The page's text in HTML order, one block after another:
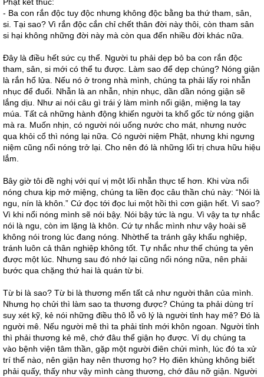
- Ba con rắn độc tuy độc nhưng không độc bằng ba thứ tham, sân,
si. Tại sao? Vì rắn độc cắn chỉ chết thân đời này thôi, còn tham sân
si hại không những đời này mà còn qua đến nhiều đời khác nữa.
Đây là điều hết sức cụ thể. Người tu phải dẹp bỏ ba con rắn độc
tham, sân, si mới có thể tu được. Làm sao để dẹp chúng? Nóng giận
là rắn hổ lửa. Nếu nó ở trong nhà mình, chúng ta phải lấy roi nhẫn
nhục để đuổi. Nhẫn là an nhẫn, nhịn nhục, dần dần nóng giận sẽ
lắng dịu. Như ai nói câu gì trái ý làm mình nổi giận, miệng la tay
múa. Tất cả những hành động khiến người ta khổ gốc từ nóng giận
mà ra. Muốn nhịn, có người nói uống nước cho mát, nhưng nước
qua khỏi cổ thì nóng lại nữa. Có người niệm Phật, nhưng khi ngưng
niệm cũng nổi nóng trở lại. Cho nên đó là những lối trị chưa hữu hiệu
lắm.
Bây giờ tôi đề nghị với quí vị một lối nhẫn thực tế hơn. Khi vừa nổi
nóng chưa kịp mở miệng, chúng ta liền đọc câu thần chú này: “Nói là
ngu, nín là khôn.” Cứ đọc tới đọc lui một hồi thì cơn giận hết. Vì sao?
Vì khi nổi nóng mình sẽ nói bậy. Nói bậy tức là ngu. Vì vậy ta tự nhắc
nói là ngu, còn im lặng là khôn. Cứ tự nhắc mình như vậy hoài sẽ
không nói trong lúc đang nóng. Nhờthế ta tránh gây khẩu nghiệp,
tránh luôn cả thân nghiệp không tốt. Tự nhắc như thế chúng ta yên
được một lúc. Nhưng sau đó nhớ lại cũng nổi nóng nữa, nên phải
bước qua chặng thứ hai là quán từ bi.
Từ bi là sao? Từ bi là thương mến tất cả như người thân của mình.
Nhưng họ chửi thì làm sao ta thương được? Chúng ta phải dùng trí
suy xét kỹ, kẻ nói những điều thô lỗ vô lý là người tỉnh hay mê? Đó là
người mê. Nếu người mê thì ta phải tỉnh mới khôn ngoan. Người tỉnh
thì phải thương kẻ mê, chớ đâu thể giận họ được. Ví dụ chúng ta
vào bệnh viện tâm thần, gặp một người điên chửi mình, lúc đó ta xử
trí thế nào, nên giận hay nên thương họ? Họ điên khùng không biết
phải quấy, thấy như vậy mình càng thương, chớ đâu nỡ giận. Người